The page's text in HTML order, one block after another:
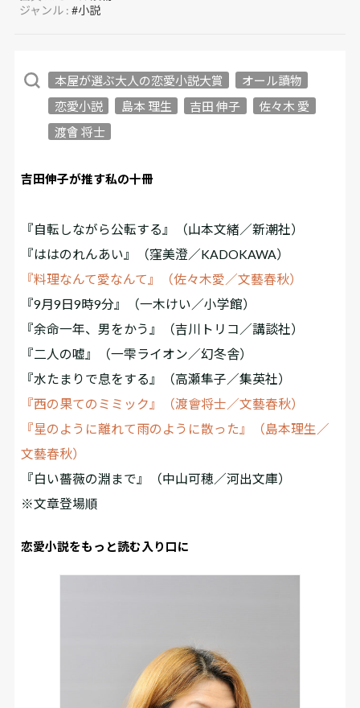
ジャンル :#小説
本屋が選ぶ大人の恋愛小説大賞
オール讀物
恋愛小説
島本 理生 吉田 伸子
佐々木 愛
渡會 将士
吉田伸子が推す私の十冊
『自転しながら公転する』（山本文緒／新潮社）
『ははのれんあい』（窪美澄／KADOKAWA）
『料理なんて愛なんて』（佐々木愛／文藝春秋）
『9月9日9時9分』（一木けい／小学館）
『余命一年、男をかう』（吉川トリコ／講談社）
『二人の嘘』（一雫ライオン／幻冬舎）
『水たまりで息をする』（高瀬隼子／集英社）
『西の果てのミミック』（渡會将士／文藝春秋）
『星のように離れて雨のように散った』（島本理生／
文藝春秋）
『白い薔薇の淵まで』（中山可穂／河出文庫）
※文章登場順
恋愛小説をもっと読む入り口に